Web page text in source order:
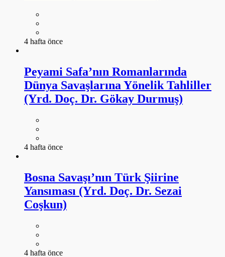
4 hafta önce
Peyami Safa’nın Romanlarında
Dünya Savaşlarına Yönelik Tahliller
(Yrd. Doç. Dr. Gökay Durmuş)
4 hafta önce
Bosna Savaşı’nın Türk Şiirine
Yansıması (Yrd. Doç. Dr. Sezai
Coşkun)
4 hafta önce